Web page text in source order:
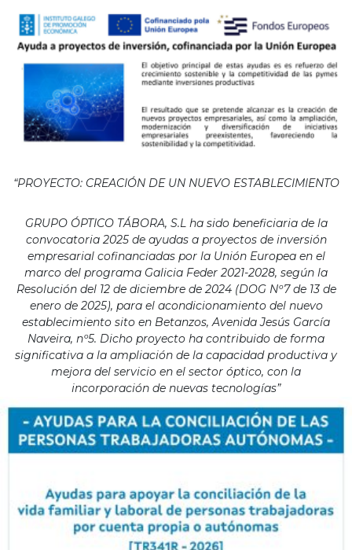
“PROYECTO: CREACIÓN DE UN NUEVO ESTABLECIMIENTO
GRUPO ÓPTICO TÁBORA, S.L ha sido beneficiaria de la
convocatoria 2025 de ayudas a proyectos de inversión
empresarial cofinanciadas por la Unión Europea en el
marco del programa Galicia Feder 2021-2028, según la
Resolución del 12 de diciembre de 2024 (DOG Nº7 de 13 de
enero de 2025), para el acondicionamiento del nuevo
establecimiento sito en Betanzos, Avenida Jesús García
Naveira, nº5. Dicho proyecto ha contribuido de forma
significativa a la ampliación de la capacidad productiva y
mejora del servicio en el sector óptico, con la
incorporación de nuevas tecnologías”